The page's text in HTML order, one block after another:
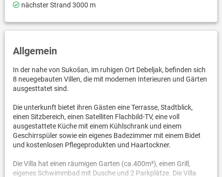
nächster Strand 3000 m
Allgemein
In der nahe von Sukošan, im ruhigen Ort Debeljak, befinden sich
8 neuegebauten Villen, die mit modernen Interieuren und Gärten
ausgesttatet sind.
Die unterkunft bietet ihren Gästen eine Terrasse, Stadtblick,
einen Sitzbereich, einen Satelliten Flachbild-TV, eine voll
ausgestattete Küche mit einem Kühlschrank und einem
Geschirrspüler sowie ein eigenes Badezimmer mit einem Bidet
und kostenlosen Pflegeprodukten und Haartockner.
Die Villa hat einen räumigen Garten (ca.400m²), einen Grill,
eigenes Schwimmbad mit Dusche und 2 Parkplätze. Die Villa